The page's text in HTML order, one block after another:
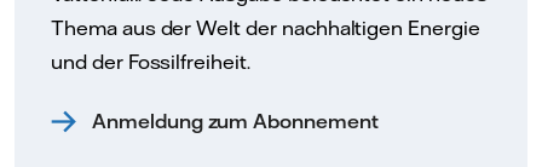
Thema aus der Welt der nachhaltigen Energie
und der Fossilfreiheit.
Anmeldung zum Abonnement